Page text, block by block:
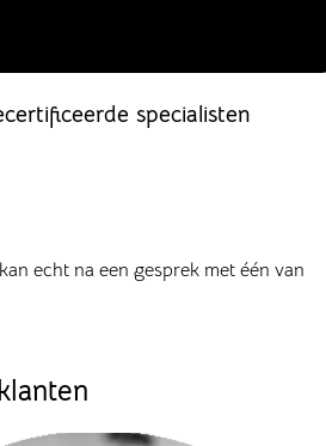
specialisten
echt na een gesprek met één van